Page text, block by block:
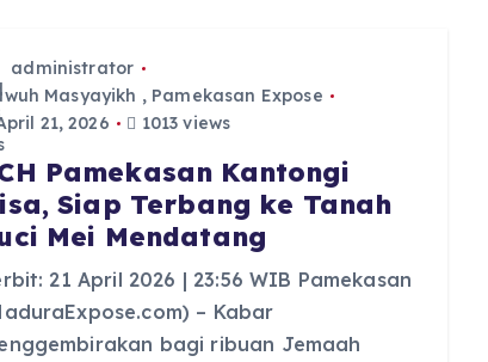
administrator
Masyayikh , Pamekasan Expose
21, 2026
1013 views
Pamekasan Kantongi
Siap Terbang ke Tanah
Mei Mendatang
21 April 2026 | 23:56 WIB Pamekasan
– Kabar
bagi ribuan Jemaah